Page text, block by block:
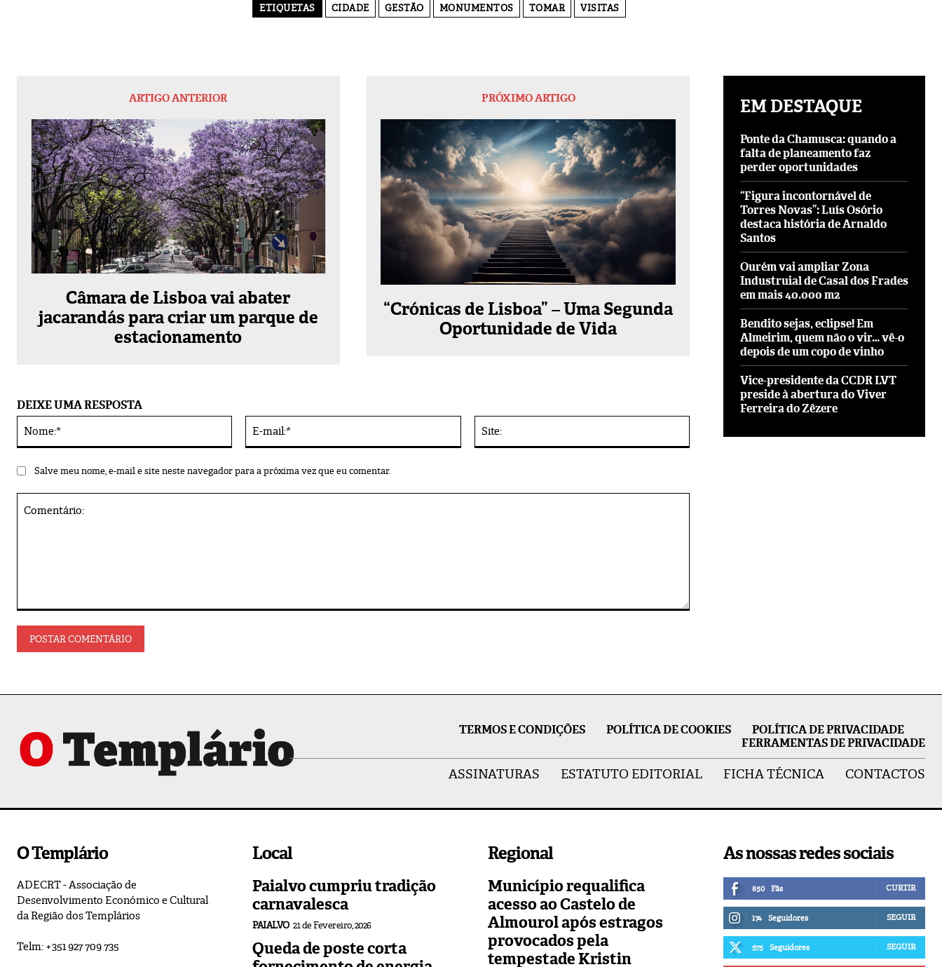
ETIQUETAS CIDADE GESTÃO MONUMENTOS TOMAR VISITAS
ARTIGO ANTERIOR
Câmara de Lisboa vai abater
jacarandás para criar um parque de
estacionamento
PRÓXIMO ARTIGO
“Crónicas de Lisboa” – Uma Segunda
Oportunidade de Vida
DEIXE UMA RESPOSTA
mail:*
Salve meu nome, e-mail e site neste navegador para a próxima vez que eu comentar.
EM DESTAQUE
Ponte da Chamusca: quando a
falta de planeamento faz
perder oportunidades
“Figura incontornável de
Torres Novas”: Luís Osório
destaca história de Arnaldo
Santos
Ourém vai ampliar Zona
Industruial de Casal dos Frades
em mais 40.000 m2
Bendito sejas, eclipse! Em
Almeirim, quem não o vir… vê-o
depois de um copo de vinho
Vice-presidente da CCDR LVT
preside à abertura do Viver
Ferreira do Zêzere
TERMOS E CONDIÇÕES POLÍTICA DE COOKIES
POLÍTICA DE PRIVACIDADE
FERRAMENTAS DE PRIVACIDADE
ASSINATURAS ESTATUTO EDITORIAL FICHA TÉCNICA CONTACTOS
O Templário
ADECRT - Associação de
Desenvolvimento Económico e Cultural
da Região dos Templários
Telm: +351 927 709 735
Local
Paialvo cumpriu tradição
carnavalesca
PAIALVO 21 de Fevereiro, 2026
Queda de poste corta
Regional
Município requalifica
acesso ao Castelo de
Almourol após estragos
provocados pela
tempestade Kristin
As nossas redes sociais
850 Fãs CURTIR
174 Seguidores SEGUIR
575 Seguidores SEGUIR